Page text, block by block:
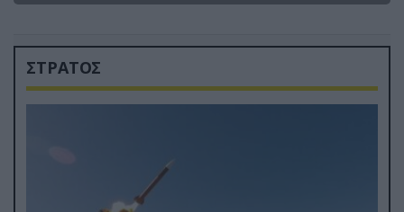
ΣΤΡΑΤΟΣ